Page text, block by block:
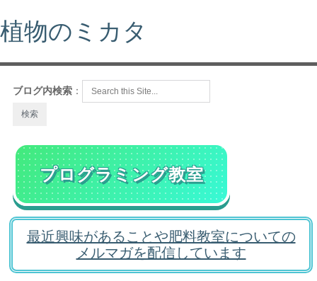
植物のミカタ
ブログ内検索 ：
プログラミング教室
最近興味があることや肥料教室についての
メルマガを配信しています